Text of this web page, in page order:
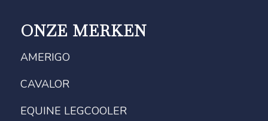
ONZE MERKEN
AMERIGO
CAVALOR
EQUINE LEGCOOLER